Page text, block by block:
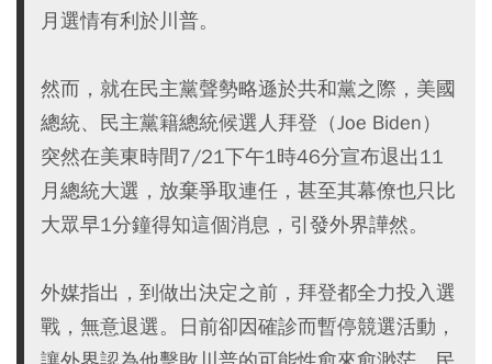
月選情有利於川普。
然而，就在民主黨聲勢略遜於共和黨之際，美國
總統、民主黨籍總統候選人拜登（Joe Biden）
突然在美東時間7/21下午1時46分宣布退出11
月總統大選，放棄爭取連任，甚至其幕僚也只比
大眾早1分鐘得知這個消息，引發外界譁然。
外媒指出，到做出決定之前，拜登都全力投入選
戰，無意退選。日前卻因確診而暫停競選活動，